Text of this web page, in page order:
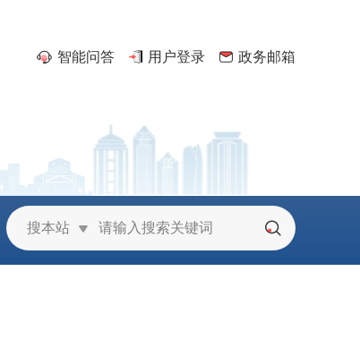
智能问答 用户登录 政务邮箱
搜本站